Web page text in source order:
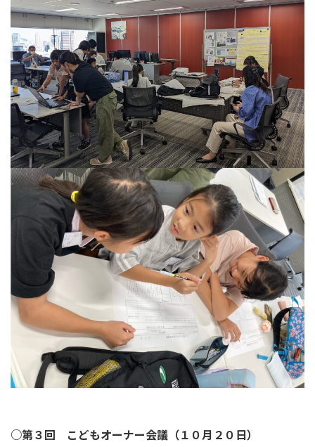
○第３回 こどもオーナー会議（１０月２０日）